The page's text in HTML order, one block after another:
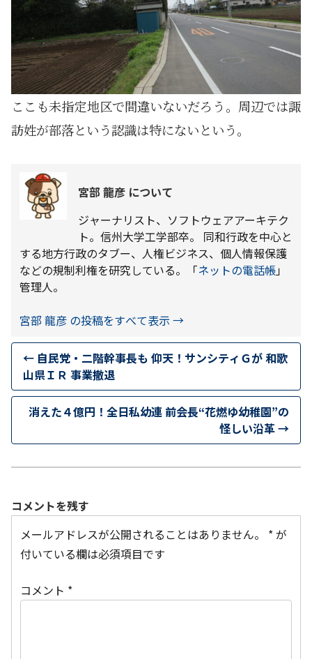
ここも未指定地区で間違いないだろう。周辺では諏
訪姓が部落という認識は特にないという。
宮部 龍彦 について
ジャーナリスト、ソフトウェアアーキテク
ト。信州大学工学部卒。 同和行政を中心と
する地方行政のタブー、人権ビジネス、個人情報保護
などの規制利権を研究している。「ネットの電話帳」
管理人。
宮部 龍彦 の投稿をすべて表示 →
← 自民党・二階幹事長も 仰天！サンシティＧが 和歌
山県ＩＲ 事業撤退
消えた４億円！全日私幼連 前会長“花燃ゆ幼稚園”の
怪しい沿革→
コメントを残す
メールアドレスが公開されることはありません。
*が
付いている欄は必須項目です
コメント *